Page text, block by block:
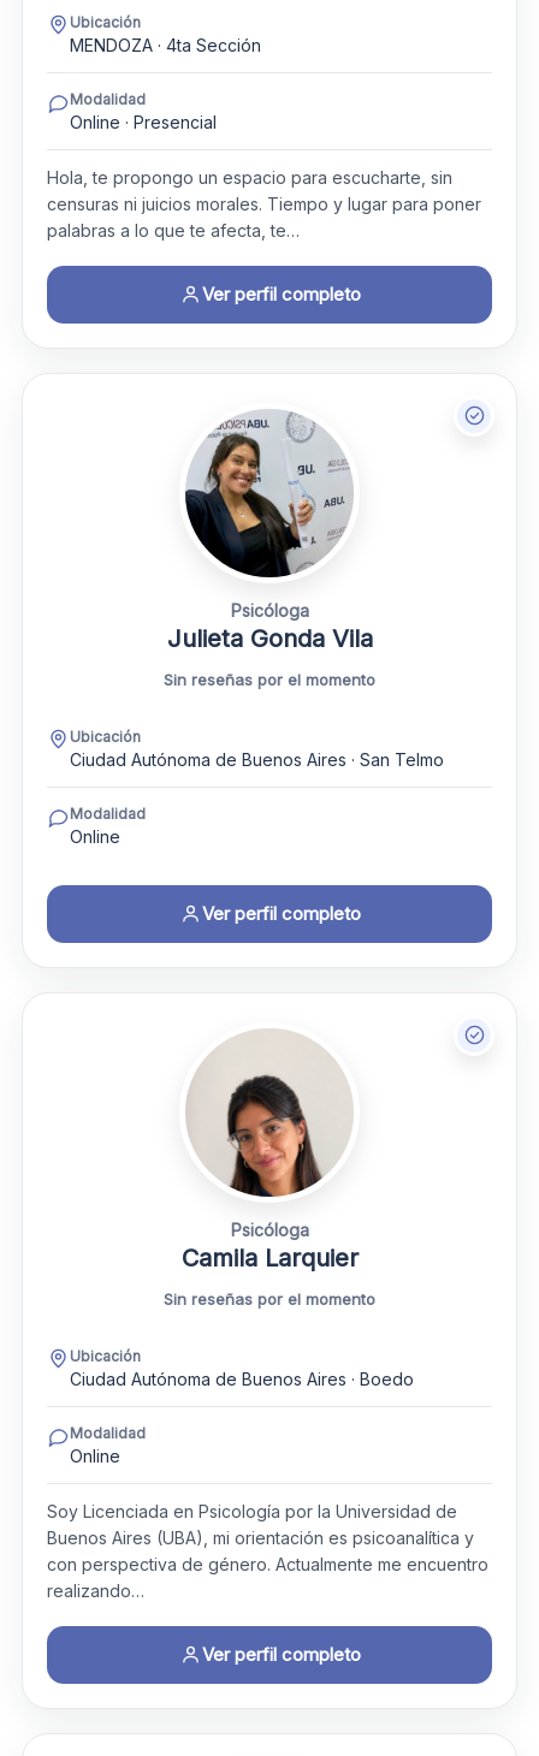
Ubicación
MENDOZA · 4ta Sección
Modalidad
Online · Presencial
Hola, te propongo un espacio para escucharte, sin
censuras ni juicios morales. Tiempo y lugar para poner
palabras a lo que te afecta, te…
Ver perfil completo
Psicóloga
Julieta Gonda Vila
Sin reseñas por el momento
Ubicación
Ciudad Autónoma de Buenos Aires · San Telmo
Modalidad
Online
Ver perfil completo
Psicóloga
Camila Larquier
Sin reseñas por el momento
Ubicación
Ciudad Autónoma de Buenos Aires · Boedo
Modalidad
Online
Soy Licenciada en Psicología por la Universidad de
Buenos Aires (UBA), mi orientación es psicoanalítica y
con perspectiva de género. Actualmente me encuentro
realizando…
Ver perfil completo